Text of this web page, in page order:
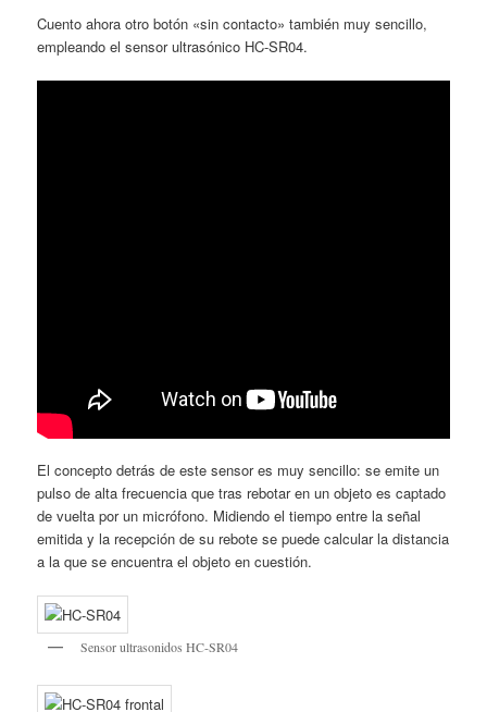
Cuento ahora otro botón «sin contacto» también muy sencillo,
empleando el sensor ultrasónico HC-SR04.
El concepto detrás de este sensor es muy sencillo: se emite un
pulso de alta frecuencia que tras rebotar en un objeto es captado
de vuelta por un micrófono. Midiendo el tiempo entre la señal
emitida y la recepción de su rebote se puede calcular la distancia
a la que se encuentra el objeto en cuestión.
Sensor ultrasonidos HC-SR04